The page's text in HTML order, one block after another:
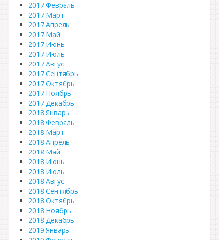
2017 Февраль
2017 Март
2017 Апрель
2017 Май
2017 Июнь
2017 Июль
2017 Август
2017 Сентябрь
2017 Октябрь
2017 Ноябрь
2017 Декабрь
2018 Январь
2018 Февраль
2018 Март
2018 Апрель
2018 Май
2018 Июнь
2018 Июль
2018 Август
2018 Сентябрь
2018 Октябрь
2018 Ноябрь
2018 Декабрь
2019 Январь